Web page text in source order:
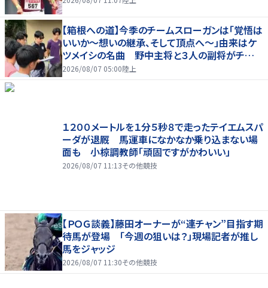
【箱根への道】今季のチームスローガンは「覚悟は
いいか～想いの継承、そして頂点へ～」由来はケ
ツメイシの名曲 野中主将と３人の副将がチーム
を引っ張る…夏合宿特集第１弾、国学院大
2026/08/07 05:00陸上
１２００メートルを１分５秒８で走ったテイエムスパ
ーダが退厩 馬運車になかなか乗り込まない場
面も 小椋調教師「頑固ですがかわいい」
2026/08/07 11:13その他競技
【ＰＯＧ談義】藤田オーナーが“連チャン”目指す期
待馬が登場 「今週の狙いは？」現場記者が推し
馬をジャッジ
2026/08/07 11:30その他競技